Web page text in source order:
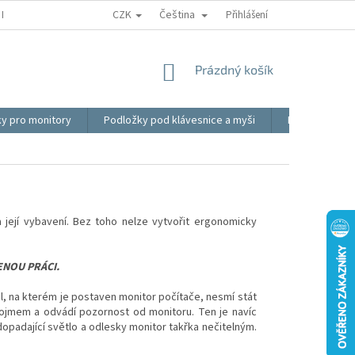
REKLAMACE VIDEO MOJE OBJEDNÁVKA
CZK Čeština Přihlášení
NÁKUPNÍ
Prázdný košík
pro monitory Podložky pod klávesnice a myši Ergonomické
vybavení. Bez toho nelze vytvořit ergonomicky
PRÁCI.
na kterém je postaven monitor počítače, nesmí stát
a odvádí pozornost od monitoru. Ten je navíc
světlo a odlesky monitor takřka nečitelným.